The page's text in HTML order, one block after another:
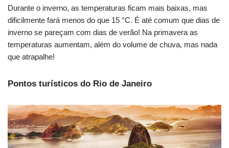
Durante o inverno, as temperaturas ficam mais baixas, mas
dificilmente fará menos do que 15 °C. É até comum que dias de
inverno se pareçam com dias de verão! Na primavera as
temperaturas aumentam, além do volume de chuva, mas nada
que atrapalhe!
Pontos turísticos do Rio de Janeiro